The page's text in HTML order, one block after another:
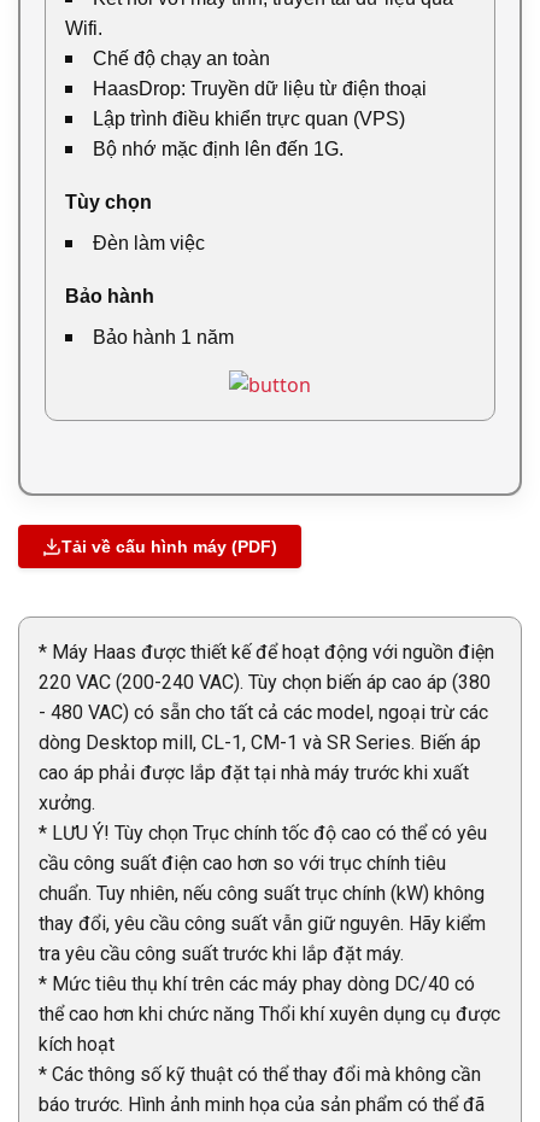
Wifi.
Chế độ chạy an toàn
HaasDrop: Truyền dữ liệu từ điện thoại
Lập trình điều khiển trực quan (VPS)
Bộ nhớ mặc định lên đến 1G.
Tùy chọn
Đèn làm việc
Bảo hành
Bảo hành 1 năm
Tải về cấu hình máy (PDF)
* Máy Haas được thiết kế để hoạt động với nguồn điện
220 VAC (200-240 VAC). Tùy chọn biến áp cao áp (380
- 480 VAC) có sẵn cho tất cả các model, ngoại trừ các
dòng Desktop mill, CL-1, CM-1 và SR Series. Biến áp
cao áp phải được lắp đặt tại nhà máy trước khi xuất
xưởng.
* LƯU Ý! Tùy chọn Trục chính tốc độ cao có thể có yêu
cầu công suất điện cao hơn so với trục chính tiêu
chuẩn. Tuy nhiên, nếu công suất trục chính (kW) không
thay đổi, yêu cầu công suất vẫn giữ nguyên. Hãy kiểm
tra yêu cầu công suất trước khi lắp đặt máy.
* Mức tiêu thụ khí trên các máy phay dòng DC/40 có
thể cao hơn khi chức năng Thổi khí xuyên dụng cụ được
kích hoạt
* Các thông số kỹ thuật có thể thay đổi mà không cần
báo trước. Hình ảnh minh họa của sản phẩm có thể đã